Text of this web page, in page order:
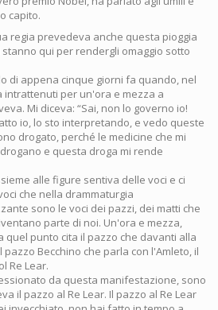
capito.
regia prevedeva anche questa pioggia
qui per rendergli omaggio sotto
di appena cinque giorni fa quando, nel
intrattenuti per un'ora e mezza a
Mi diceva: “Sai, non lo governo io!
io, lo sto interpretando, e vedo queste
drogato, perché le medicine che mi
e questa droga mi rende
alle figure sentiva delle voci e ci
che nella drammaturgia
sono le voci dei pazzi, dei matti che
parte di noi. Un'ora e mezza,
quel punto cita il pazzo che davanti alla
pazzo Becchino che parla con l'Amleto, il
Re Lear.
da questa manifestazione, sono
il pazzo al Re Lear. Il pazzo al Re Lear